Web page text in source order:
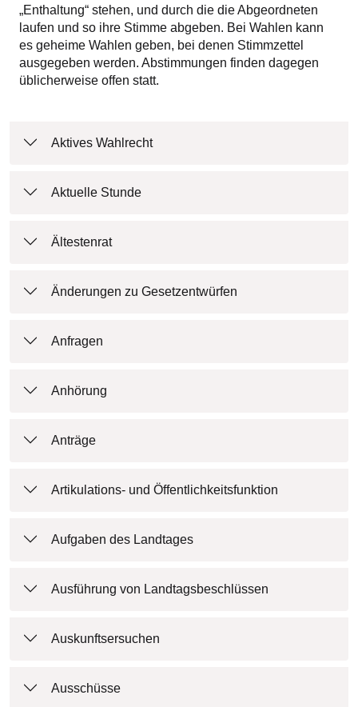
„Enthaltung“ stehen, und durch die die Abgeordneten
laufen und so ihre Stimme abgeben. Bei Wahlen kann
es geheime Wahlen geben, bei denen Stimmzettel
ausgegeben werden. Abstimmungen finden dagegen
üblicherweise offen statt.
Aktives Wahlrecht
Aktuelle Stunde
Ältestenrat
Änderungen zu Gesetzentwürfen
Anfragen
Anhörung
Anträge
Artikulations- und Öffentlichkeitsfunktion
Aufgaben des Landtages
Ausführung von Landtagsbeschlüssen
Auskunftsersuchen
Ausschüsse